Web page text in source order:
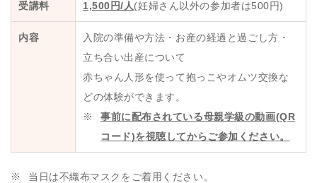
受講料 1,500円/人(妊婦さん以外の参加者は500円)
内容
入院の準備や方法・お産の経過と過ごし方・
立ち合い出産について
赤ちゃん人形を使って抱っこやオムツ交換な
どの体験ができます。
事前に配布されている母親学級の動画(QR
コード)を視聴してからご参加ください。
当日は不織布マスクをご着用ください。